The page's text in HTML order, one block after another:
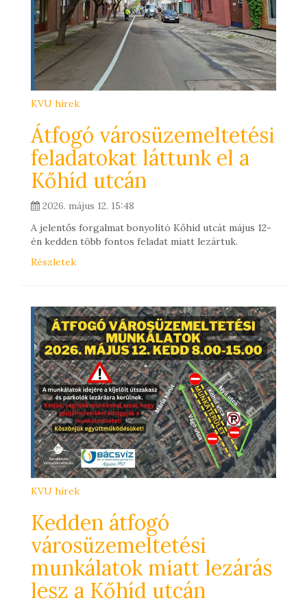
KVU hírek
Átfogó városüzemeltetési
feladatokat láttunk el a
Kőhíd utcán
2026. május 12. 15:48
A jelentős forgalmat bonyolító Kőhíd utcát május 12-
én kedden több fontos feladat miatt lezártuk.
Részletek
KVU hírek
Kedden átfogó
városüzemeltetési
munkálatok miatt lezárás
lesz a Kőhíd utcán